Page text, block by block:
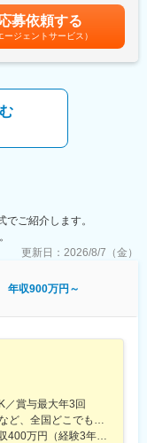
ットワークシステムの
当する業務です。主に
システムの設置、立ち
械の解体・組み立てな
通じて、現場での実務
を用いたトレーニング
ますので、未経験の方
後の半休制度もあるた
当エリアが狭いため、
ワークライフを実現で
センター対応であり、
」で成長をサポー
アの幅を広げられま
training/
月給37万円賃金はあく
下する可能性がありま
す。
募依頼する
ージェントサービス）
ご紹介します。
更新日： 2026/8/7（金）
年収900万円～
／賞与最大年3回
【フルリモート・完全在宅勤務OK】自宅など、全国どこでもあなたが働きやすい場所で働けます★転居を伴う転勤なし★全国47都道府県どこからでも応募OK【本社】東京都新宿区山吹町130番地の15 茜ビル2-A＜アクセス＞有楽町線「江戸川橋駅」、東西線「東西線」より徒歩10分※受動喫煙対策：あり
年収480万円（経験5年／リーダー） 年収400万円（経験3年／メンバー）